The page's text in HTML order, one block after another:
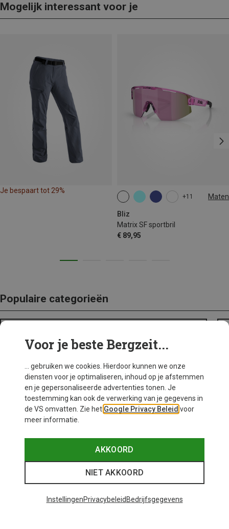
Mogelijk interessant voor je
Je bespaart tot 29%
+11 Maten
Bliz
Matrix SF sportbril
€ 89,95
ONE SIZE
Populaire categorieën
Voor je beste Bergzeit...
... gebruiken we cookies. Hierdoor kunnen we onze
diensten voor je optimaliseren, inhoud op je afstemmen
en je gepersonaliseerde advertenties tonen. Je
toestemming kan ook de verwerking van je gegevens in
de VS omvatten. Zie het Google Privacy Beleid voor
meer informatie.
AKKOORD
NIET AKKOORD
InstellingenPrivacybeleid Bedrijfsgegevens